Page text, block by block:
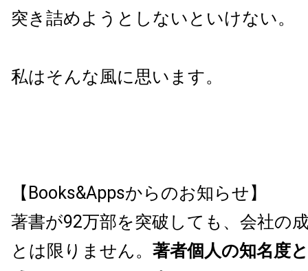
突き詰めようとしないといけない。
私はそんな風に思います。
【Books&Appsからのお知らせ】
著書が92万部を突破しても、会社の
とは限りません。 著者個人の知名度